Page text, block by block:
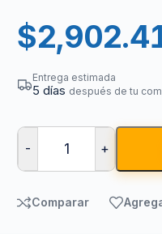
$
Entrega estimada
5 días después de tu
- +
Comparar